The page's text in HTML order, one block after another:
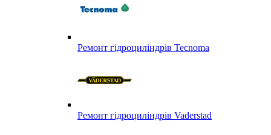
Ремонт гідроциліндрів Tecnoma
Ремонт гідроциліндрів Vaderstad